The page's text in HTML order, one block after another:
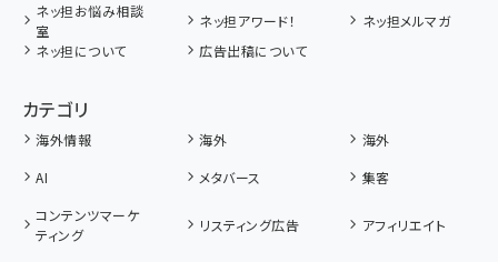
ネッ担お悩み相談
室
ネッ担アワード！
ネッ担メルマガ
ネッ担について
広告出稿について
カテゴリ
海外情報 海外
海外
AI
メタバース
集客
コンテンツマーケ
ティング
リスティング広告 アフィリエイト